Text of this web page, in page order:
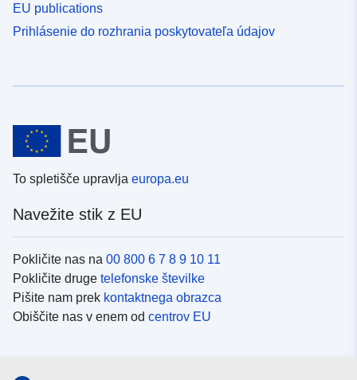
EU publications
Prihlásenie do rozhrania poskytovateľa údajov
To spletišče upravlja europa.eu
Navežite stik z EU
Pokličite nas na 00 800 6 7 8 9 10 11
Pokličite druge telefonske številke
Pišite nam prek kontaktnega obrazca
Obiščite nas v enem od centrov EU